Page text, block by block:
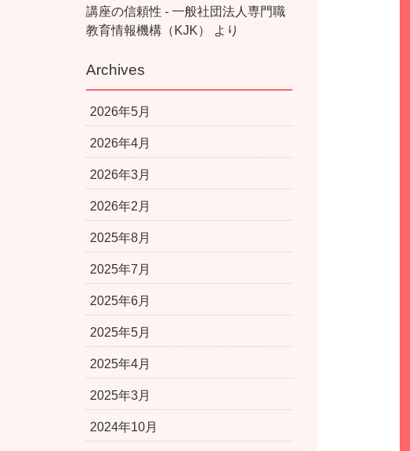
講座の信頼性 - 一般社団法人専門職
教育情報機構（KJK）
より
Archives
2026年5月
2026年4月
2026年3月
2026年2月
2025年8月
2025年7月
2025年6月
2025年5月
2025年4月
2025年3月
2024年10月